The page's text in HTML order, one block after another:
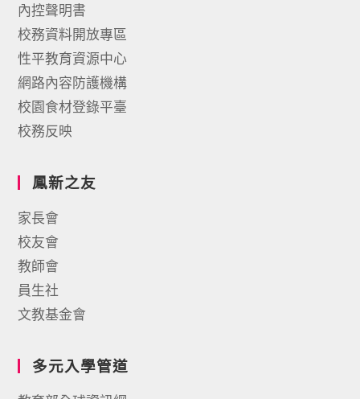
內控聲明書
校務資料開放專區
性平教育資源中心
網路內容防護機構
校園食材登錄平臺
校務反映
鳳新之友
家長會
校友會
教師會
員生社
文教基金會
多元入學管道